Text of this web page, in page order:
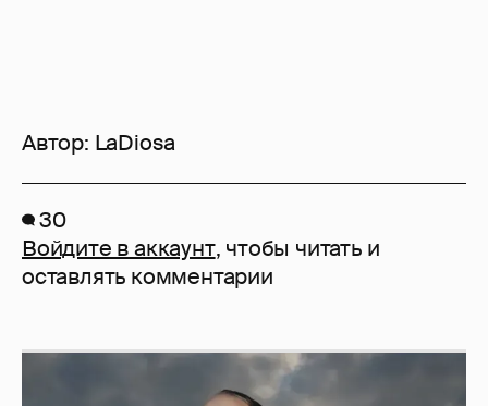
Автор: LaDiosa
30
Войдите в аккаунт, чтобы читать и
оставлять комментарии